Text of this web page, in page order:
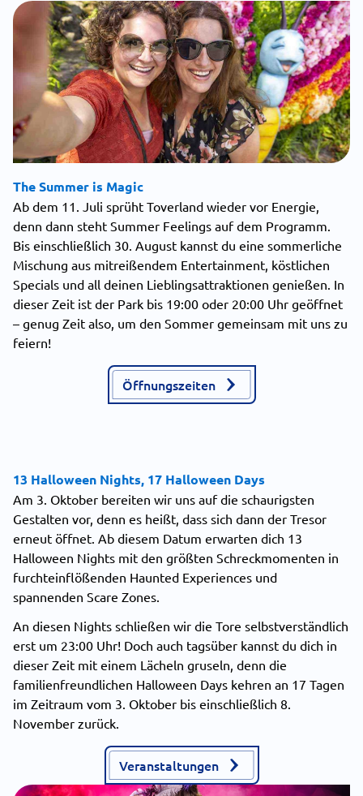
The Summer is Magic
Ab dem 11. Juli sprüht Toverland wieder vor Energie,
denn dann steht Summer Feelings auf dem Programm.
Bis einschließlich 30. August kannst du eine sommerliche
Mischung aus mitreißendem Entertainment, köstlichen
Specials und all deinen Lieblingsattraktionen genießen. In
dieser Zeit ist der Park bis 19:00 oder 20:00 Uhr geöffnet
– genug Zeit also, um den Sommer gemeinsam mit uns zu
feiern!
Öffnungszeiten
13 Halloween Nights, 17 Halloween Days
Am 3. Oktober bereiten wir uns auf die schaurigsten
Gestalten vor, denn es heißt, dass sich dann der Tresor
erneut öffnet. Ab diesem Datum erwarten dich 13
Halloween Nights mit den größten Schreckmomenten in
furchteinflößenden Haunted Experiences und
spannenden Scare Zones.
An diesen Nights schließen wir die Tore selbstverständlich
erst um 23:00 Uhr! Doch auch tagsüber kannst du dich in
dieser Zeit mit einem Lächeln gruseln, denn die
familienfreundlichen Halloween Days kehren an 17 Tagen
im Zeitraum vom 3. Oktober bis einschließlich 8.
November zurück.
Veranstaltungen